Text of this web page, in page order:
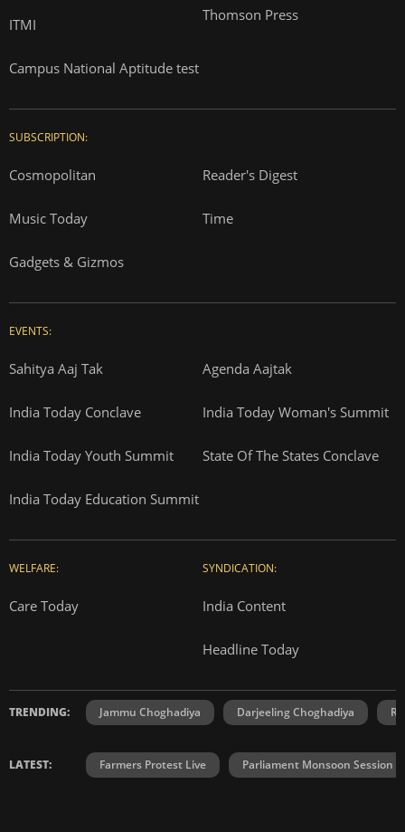
ITMI
Campus National Aptitude test
Thomson Press
SUBSCRIPTION:
Cosmopolitan Reader's Digest
Music Today Time
Gadgets & Gizmos
EVENTS:
Sahitya Aaj Tak Agenda Aajtak
India Today Conclave India Today Woman's Summit
India Today Youth Summit State Of The States Conclave
India Today Education Summit
WELFARE:
Care Today
SYNDICATION:
India Content
Headline Today
TRENDING: Jammu Choghadiya Darjeeling Choghadiya
LATEST: Farmers Protest Live Parliament Monsoon Session